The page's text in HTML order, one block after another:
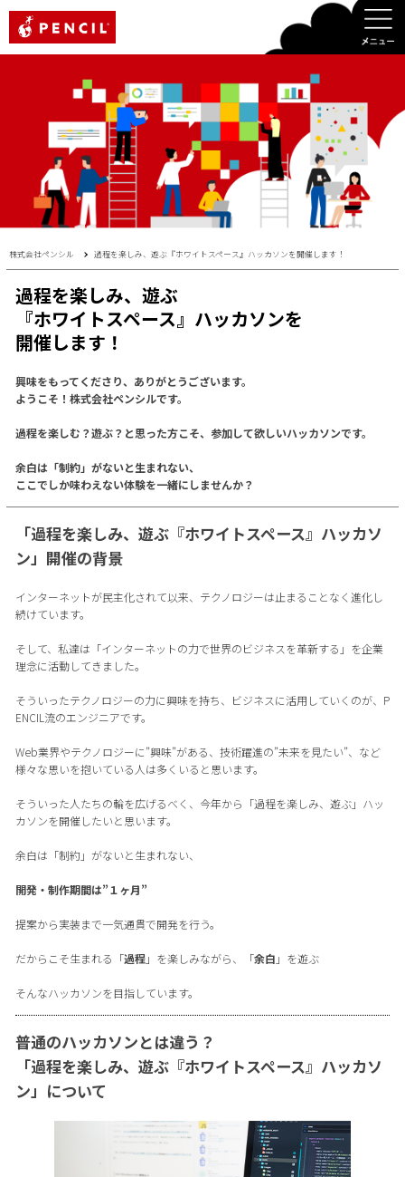
株式会社ペンシル 過程を楽しみ、遊ぶ『ホワイトスペース』ハッカソンを開催します！
過程を楽しみ、遊ぶ
『ホワイトスペース』ハッカソンを
開催します！
興味をもってくださり、ありがとうございます。
ようこそ！株式会社ペンシルです。
過程を楽しむ？遊ぶ？と思った方こそ、参加して欲しいハッカソンです。
余白は「制約」がないと生まれない、
ここでしか味わえない体験を一緒にしませんか？
「過程を楽しみ、遊ぶ『ホワイトスペース』ハッカソ
ン」開催の背景
インターネットが民主化されて以来、テクノロジーは止まることなく進化し
続けています。
そして、私達は「インターネットの力で世界のビジネスを革新する」を企業
理念に活動してきました。
そういったテクノロジーの力に興味を持ち、ビジネスに活用していくのが、P
ENCIL流のエンジニアです。
Web業界やテクノロジーに”興味”がある、技術躍進の”未来を見たい”、など
様々な思いを抱いている人は多くいると思います。
そういった人たちの輪を広げるべく、今年から「過程を楽しみ、遊ぶ」ハッ
カソンを開催したいと思います。
余白は「制約」がないと生まれない、
開発・制作期間は”１ヶ月”
提案から実装まで一気通貫で開発を行う。
だからこそ生まれる「過程」を楽しみながら、「余白 」を遊ぶ
そんなハッカソンを目指しています。
普通のハッカソンとは違う？
「過程を楽しみ、遊ぶ『ホワイトスペース』ハッカソ
ン」について